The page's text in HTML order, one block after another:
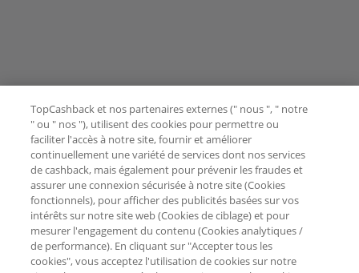
TopCashback et nos partenaires externes (" nous ", " notre
" ou " nos "), utilisent des cookies pour permettre ou
faciliter l'accès à notre site, fournir et améliorer
continuellement une variété de services dont nos services
de cashback, mais également pour prévenir les fraudes et
assurer une connexion sécurisée à notre site (Cookies
fonctionnels), pour afficher des publicités basées sur vos
intérêts sur notre site web (Cookies de ciblage) et pour
mesurer l'engagement du contenu (Cookies analytiques /
de performance). En cliquant sur "Accepter tous les
cookies", vous acceptez l'utilisation de cookies sur notre